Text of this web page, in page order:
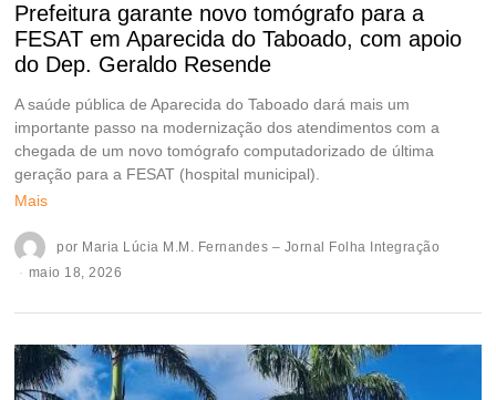
Prefeitura garante novo tomógrafo para a
FESAT em Aparecida do Taboado, com apoio
do Dep. Geraldo Resende
A saúde pública de Aparecida do Taboado dará mais um
importante passo na modernização dos atendimentos com a
chegada de um novo tomógrafo computadorizado de última
geração para a FESAT (hospital municipal).
Mais
por Maria Lúcia M.M. Fernandes – Jornal Folha Integração
maio 18, 2026